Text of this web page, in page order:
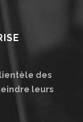
des
leurs